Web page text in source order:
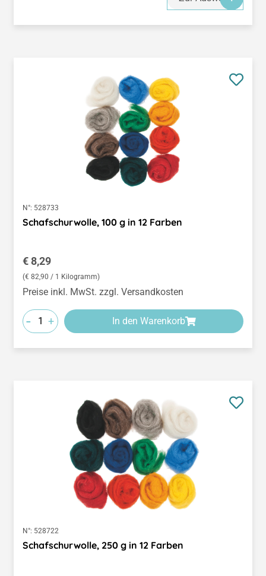
N°: 528733
Schafschurwolle, 100 g in 12 Farben
Regulärer Preis:
€ 8,29
(€ 82,90 / 1 Kilogramm)
Preise inkl. MwSt. zzgl. Versandkosten
- + In den Warenkorb
N°: 528722
Schafschurwolle, 250 g in 12 Farben